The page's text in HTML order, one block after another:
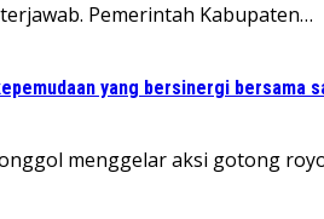
Pemerintah Kabupaten…
yang bersinergi bersama
menggelar aksi gotong